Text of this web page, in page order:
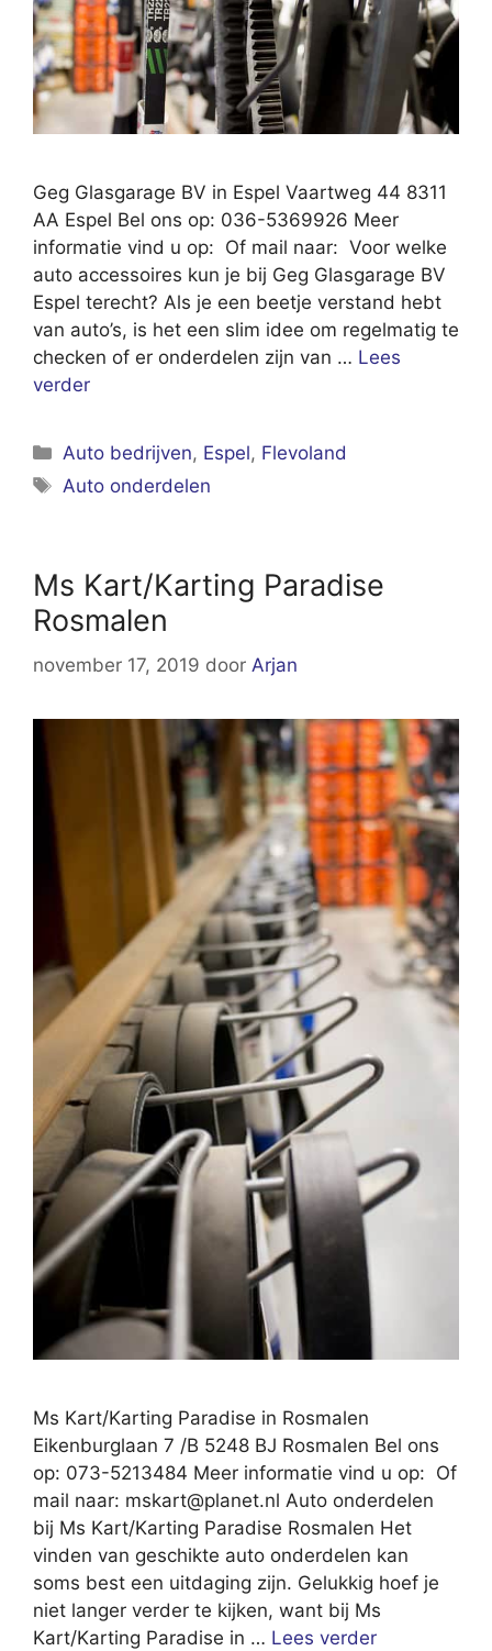
Geg Glasgarage BV in Espel Vaartweg 44 8311
AA Espel Bel ons op: 036-5369926 Meer
informatie vind u op: Of mail naar: Voor welke
auto accessoires kun je bij Geg Glasgarage BV
Espel terecht? Als je een beetje verstand hebt
van auto’s, is het een slim idee om regelmatig te
checken of er onderdelen zijn van … Lees
verder
Categorieën
Auto bedrijven, Espel, Flevoland
Tags
Auto onderdelen
Ms Kart/Karting Paradise
Rosmalen
november 17, 2019 door Arjan
Ms Kart/Karting Paradise in Rosmalen
Eikenburglaan 7 /B 5248 BJ Rosmalen Bel ons
op: 073-5213484 Meer informatie vind u op: Of
mail naar: mskart@planet.nl Auto onderdelen
bij Ms Kart/Karting Paradise Rosmalen Het
vinden van geschikte auto onderdelen kan
soms best een uitdaging zijn. Gelukkig hoef je
niet langer verder te kijken, want bij Ms
Kart/Karting Paradise in … Lees verder